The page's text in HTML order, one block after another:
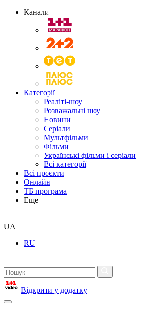
Канали
Категорії
Реаліті-шоу
Розважальні шоу
Новини
Серіали
Мультфільми
Фільми
Українські фільми і серіали
Всі категорії
Всі проєкти
Онлайн
ТБ програма
Еще
UA
RU
Відкрити у додатку